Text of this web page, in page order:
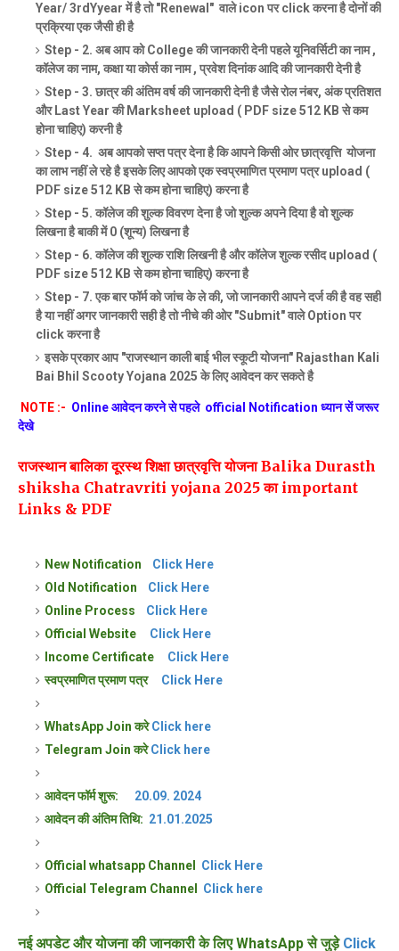
Year/ 3rdYyear में है तो "Renewal" वाले icon पर click करना है दोनों की
प्रक्रिया एक जैसी ही है
Step - 2. अब आप को College की जानकारी देनी पहले यूनिवर्सिटी का नाम ,
कॉलेज का नाम, कक्षा या कोर्स का नाम , प्रवेश दिनांक आदि की जानकारी देनी है
Step - 3. छात्र की अंतिम वर्ष की जानकारी देनी है जैसे रोल नंबर, अंक प्रतिशत
और Last Year की Marksheet upload ( PDF size 512 KB से कम
होना चाहिए) करनी है
Step - 4. अब आपको सप्त पत्र देना है कि आपने किसी ओर छात्रवृत्ति योजना
का लाभ नहीं ले रहे है इसके लिए आपको एक स्वप्रमाणित प्रमाण पत्र upload (
PDF size 512 KB से कम होना चाहिए) करना है
Step - 5. कॉलेज की शुल्क विवरण देना है जो शुल्क अपने दिया है वो शुल्क
लिखना है बाकी में 0 (शून्य) लिखना है
Step - 6. कॉलेज की शुल्क राशि लिखनी है और कॉलेज शुल्क रसीद upload (
PDF size 512 KB से कम होना चाहिए) करना है
Step - 7. एक बार फॉर्म को जांच के ले की, जो जानकारी आपने दर्ज की है वह सही
है या नहीं अगर जानकारी सही है तो नीचे की ओर "Submit" वाले Option पर
click करना है
इसके प्रकार आप "राजस्थान काली बाई भील स्कूटी योजना" Rajasthan Kali
Bai Bhil Scooty Yojana 2025 के लिए आवेदन कर सकते है
NOTE :- Online आवेदन करने से पहले official Notification ध्यान सेंजरूर
देखे
राजस्थान बालिका दूरस्थ शिक्षा छात्रवृत्ति योजना Balika Durasth
shiksha Chatravriti yojana 2025 का important
Links & PDF
New Notification
Click Here
Old Notification
Click Here
Online Process Click Here
Official Website
Click Here
Income Certificate Click Here
स्वप्रमाणित प्रमाण पत्र
Click Here
WhatsApp Join करेClick here
Telegram Join करेClick here
आवेदन फॉर्म शुरू:
20.09. 2024
आवेदन की अंतिम तिथि: 21.01.2025
Official whatsapp Channel
Click Here
Official Telegram Channel Click here
नई अपडेट और योजना की जानकारी के लिए WhatsApp से जुड़ेClick